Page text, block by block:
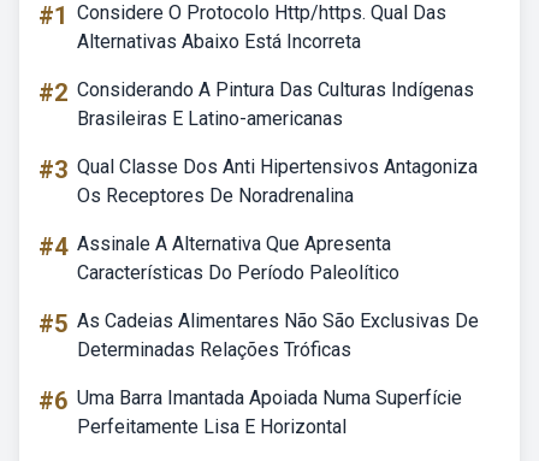
#1 Considere O Protocolo Http/https. Qual Das
Alternativas Abaixo Está Incorreta
#2 Considerando A Pintura Das Culturas Indígenas
Brasileiras E Latino-americanas
#3 Qual Classe Dos Anti Hipertensivos Antagoniza
Os Receptores De Noradrenalina
#4 Assinale A Alternativa Que Apresenta
Características Do Período Paleolítico
#5 As Cadeias Alimentares Não São Exclusivas De
Determinadas Relações Tróficas
#6 Uma Barra Imantada Apoiada Numa Superfície
Perfeitamente Lisa E Horizontal